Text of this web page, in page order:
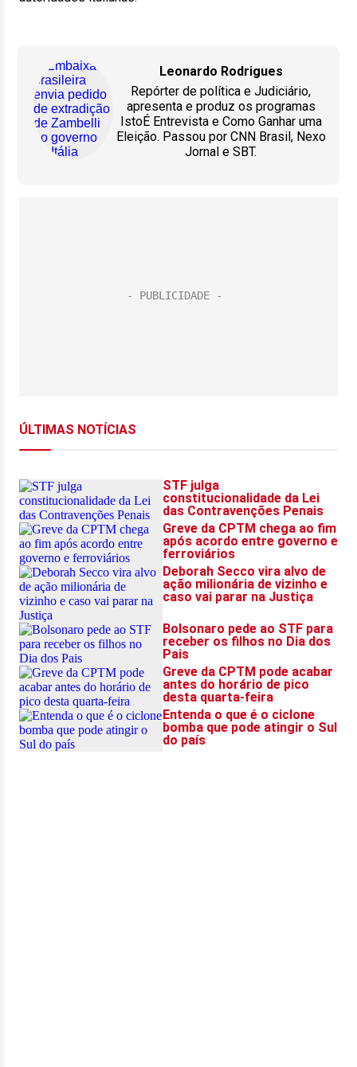
Leonardo Rodrigues
Repórter de política e Judiciário,
apresenta e produz os programas
IstoÉ Entrevista e Como Ganhar uma
Eleição. Passou por CNN Brasil, Nexo
Jornal e SBT.